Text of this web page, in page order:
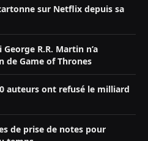
sur Netflix depuis sa
R.R. Martin n’a
de Game of Thrones
auteurs ont refusé le milliard
de prise de notes pour